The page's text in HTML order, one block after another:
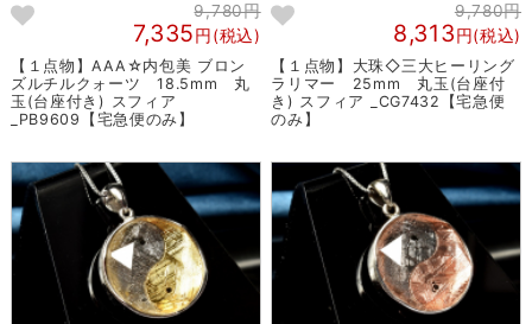
9,780円
7,335円(税込)
【１点物】AAA☆内包美 ブロン
ズルチルクォーツ 18.5mm 丸
玉(台座付き) スフィア
_PB9609【宅急便のみ】
9,780円
8,313円(税込)
【１点物】大珠◇三大ヒーリング
ラリマー 25mm 丸玉(台座付
き) スフィア _CG7432【宅急便
のみ】